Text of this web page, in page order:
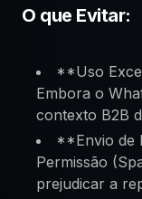
O que Evitar:
**Uso
Embora o
contexto B2B
**Envio de
Permissão
prejudicar a